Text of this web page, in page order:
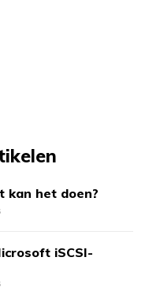
kan het doen?
iSCSI-